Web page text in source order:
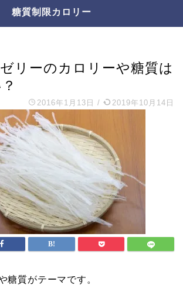
糖質制限カロリー
リーのカロリーや糖質は
2016年1月13日 / 2019年10月14日
糖質がテーマです。